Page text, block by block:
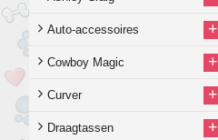
Auto-accessoires +
Cowboy Magic +
Curver +
Draagtassen +